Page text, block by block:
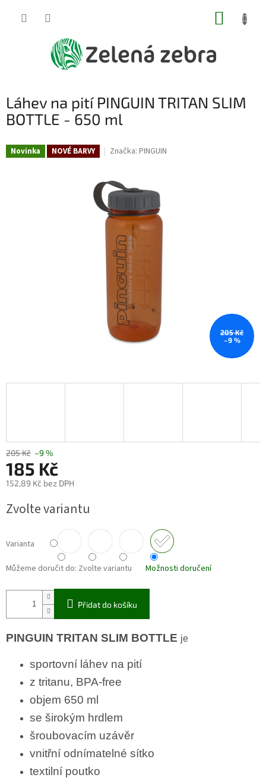
Láhev na pití PINGUIN TRITAN SLIM
BOTTLE - 650 ml
Novinka NOVÉ BARVY Značka: PINGUIN
205 Kč
–9 %
205 Kč –9 %
185 Kč
152,89 Kč bez DPH
cena:
Zvolte variantu
Varianta
Můžeme doručit do: Zvolte variantu Možnosti doručení
Přidat do košíku
PINGUIN TRITAN SLIM BOTTLE je
sportovní láhev na pití
z tritanu, BPA-free
objem 650 ml
se širokým hrdlem
šroubovacím uzávěr
vnitřní odnímatelné sítko
textilní poutko